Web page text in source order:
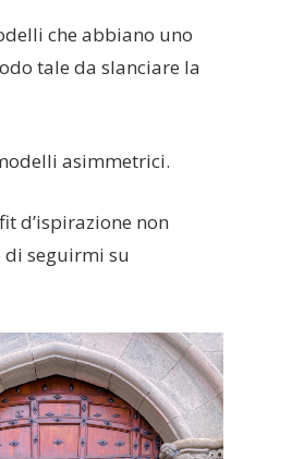
che abbiano uno
tale da slanciare la
asimmetrici.
d’ispirazione non
seguirmi su